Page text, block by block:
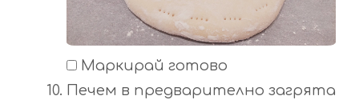
Маркирай готово
Печем в предварително загрята